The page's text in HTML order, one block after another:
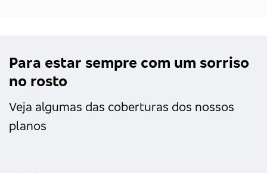
Para estar sempre com um sorriso
no rosto
Veja algumas das coberturas dos nossos
planos